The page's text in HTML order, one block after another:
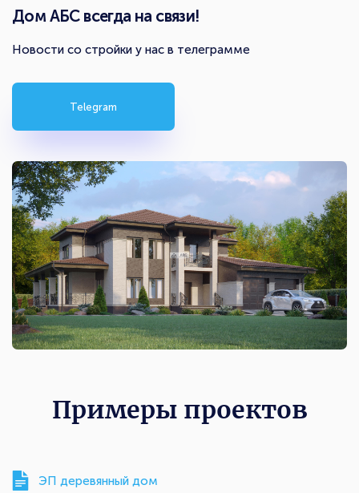
Дом АБС всегда на связи!
Новости со стройки у нас в телеграмме
Telegram
Примеры проектов
ЭП деревянный дом